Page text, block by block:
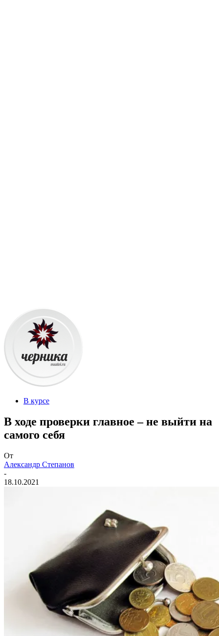
В курсе
В ходе проверки главное – не выйти на
самого себя
От
Александр Степанов
-
18.10.2021